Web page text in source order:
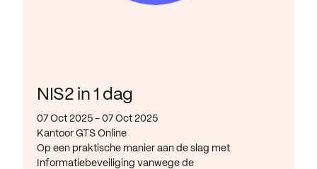
NIS2 in 1 dag
07 Oct 2025 - 07 Oct 2025
Kantoor GTS Online
Op een praktische manier aan de slag met
Informatiebeveiliging vanwege de